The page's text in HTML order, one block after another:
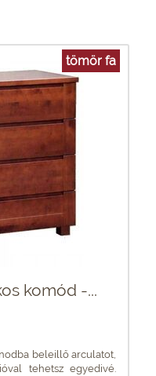
tömör fa
komód -...
beleillő arculatot,
tehetsz egyedivé.